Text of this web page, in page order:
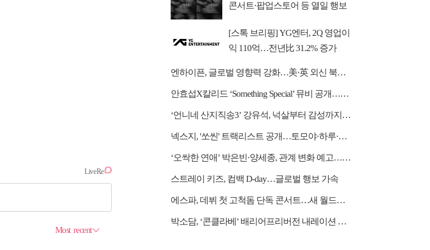
콘서트·팝업스토어 등 열일 행보
[스톡 브리핑] YG엔터, 2Q 영업이
익 110억…전년比 31.2% 증가
엔하이픈, 글로벌 영향력 강화…美·英 외신 북남미 투어 호평
안효섭X칼리드 ‘Something Special’ 뮤비 공개…한 편의 청춘 영화
‘언니네 산지직송3’ 강유석, 넉살부터 감성까지…대체 불가 ‘남매 케미’
넥스지, '쏘씬' 트랙리스트 공개…토모야·하루·휴이 자작곡 수록
‘오싹한 연애’ 박은빈·양세종, 관계 변화 예고…옹성우 본색 드러낸다
스트레이 키즈, 컴백 D-day…글로벌 행보 가속
에스파, 데뷔 첫 고척돔 단독 콘서트…새 월드투어 시작
박소담, ‘콘클라베’ 배리어프리버전 내레이션 재능 기부 “뜻깊은 경험”